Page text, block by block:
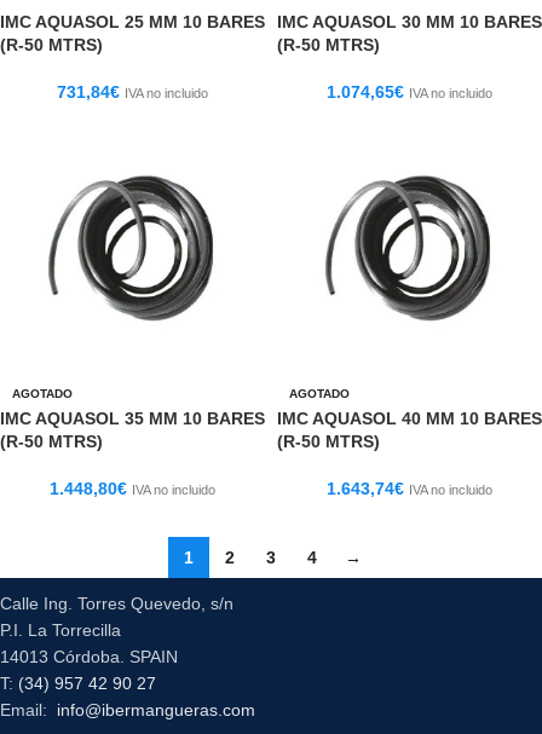
IMC AQUASOL 25 MM 10 BARES
(R-50 MTRS)
731,84€ IVA no incluido
IMC AQUASOL 30 MM 10 BARES
(R-50 MTRS)
1.074,65€ IVA no incluido
AGOTADO
IMC AQUASOL 35 MM 10 BARES
(R-50 MTRS)
1.448,80€ IVA no incluido
AGOTADO
IMC AQUASOL 40 MM 10 BARES
(R-50 MTRS)
1.643,74€ IVA no incluido
1 2 3 4 →
Calle Ing. Torres Quevedo, s/n
P.I. La Torrecilla
14013 Córdoba. SPAIN
T: (34) 957 42 90 27
Email: info@ibermangueras.com